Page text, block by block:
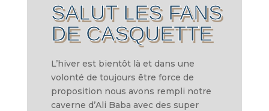
SALUT LES FANS
DE CASQUETTE
L’hiver est bientôt là et dans une
volonté de toujours être force de
proposition nous avons rempli notre
caverne d’Ali Baba avec des super